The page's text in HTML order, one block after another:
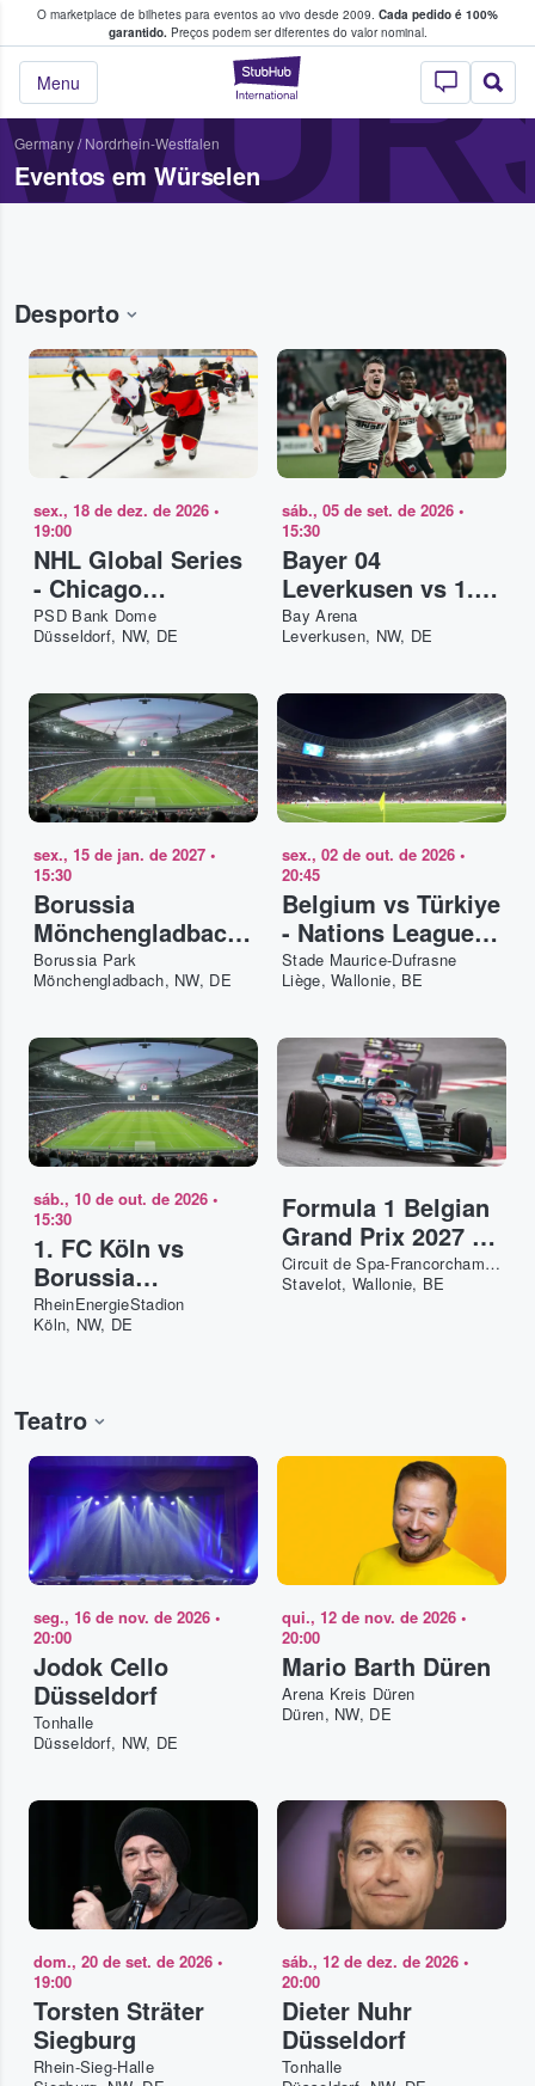
O marketplace de bilhetes para eventos ao vivo desde 2009. Cada pedido é 100%
garantido.Preços podem ser diferentes do valor nominal.
StubHub – onde
Menu
fãs compram e vendem bilhetes
Germany/ Nordrhein-Westfalen
Eventos em Würselen
Desporto
sex., 18 de dez. de 2026 •
19:00
NHL Global Series
- Chicago
Blackhawks vs
Ottawa Senators
PSD Bank Dome
Düsseldorf, NW, DE
sáb., 05 de set. de 2026 •
15:30
Bayer 04
Leverkusen vs 1.
FC Union Berlin
Bay Arena
Leverkusen, NW, DE
sex., 15 de jan. de 2027 •
15:30
Borussia
Mönchengladbach
vs 1. FC Union
Berlin
Borussia Park
Mönchengladbach, NW, DE
sex., 02 de out. de 2026 •
20:45
Belgium vs Türkiye
- Nations League
2026-27
Stade Maurice-Dufrasne
Liège, Wallonie, BE
sáb., 10 de out. de 2026 •
15:30
1. FC Köln vs
Borussia
Mönchengladbach
RheinEnergieStadion
Köln, NW, DE
Formula 1 Belgian
Grand Prix 2027 -
3-Day Pass
Circuit de Spa-Francorchamps
Stavelot, Wallonie, BE
Teatro
seg., 16 de nov. de 2026 •
20:00
Jodok Cello
Düsseldorf
Tonhalle
Düsseldorf, NW, DE
qui., 12 de nov. de 2026 •
20:00
Mario Barth Düren
Arena Kreis Düren
Düren, NW, DE
dom., 20 de set. de 2026 •
19:00
Torsten Sträter
Siegburg
Rhein-Sieg-Halle
sáb., 12 de dez. de 2026 •
20:00
Dieter Nuhr
Düsseldorf
Tonhalle